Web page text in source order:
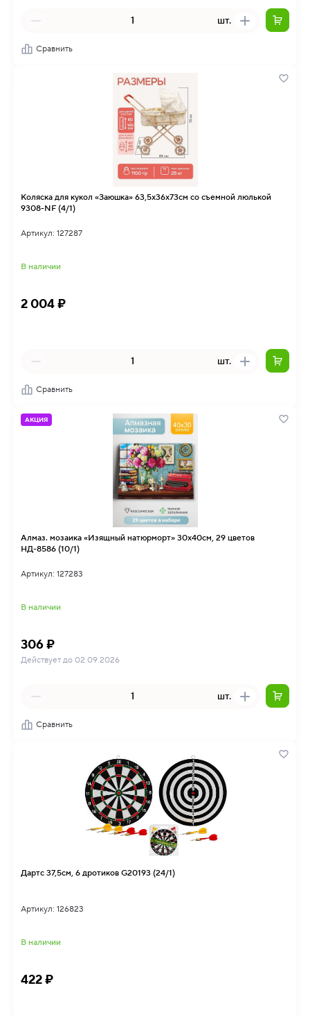
шт.
Сравнить
Коляска для кукол «Заюшка» 63,5х36х73см со съемной люлькой
9308-NF (4/1)
Артикул: 127287
В наличии
2 004 ₽
шт.
Сравнить
АКЦИЯ
Алмаз. мозаика «Изящный натюрморт» 30х40см, 29 цветов
НД-8586 (10/1)
Артикул: 127283
В наличии
306 ₽
Действует до 02.09.2026
шт.
Сравнить
Дартс 37,5см, 6 дротиков G20193 (24/1)
Артикул: 126823
В наличии
422 ₽